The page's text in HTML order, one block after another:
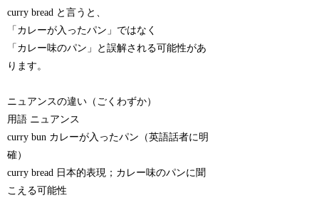
curry bread と言うと、
「カレーが入ったパン」ではなく
「カレー味のパン」と誤解される可能性があ
ります。
ニュアンスの違い（ごくわずか）
用語 ニュアンス
curry bun カレーが入ったパン（英語話者に明
確）
curry bread 日本的表現；カレー味のパンに聞
こえる可能性